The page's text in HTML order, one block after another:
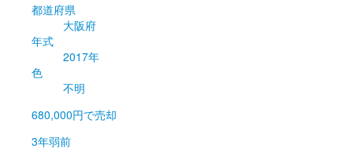
都道府県
大阪府
年式
2017年
色
不明
680,000円で売却
3年弱前